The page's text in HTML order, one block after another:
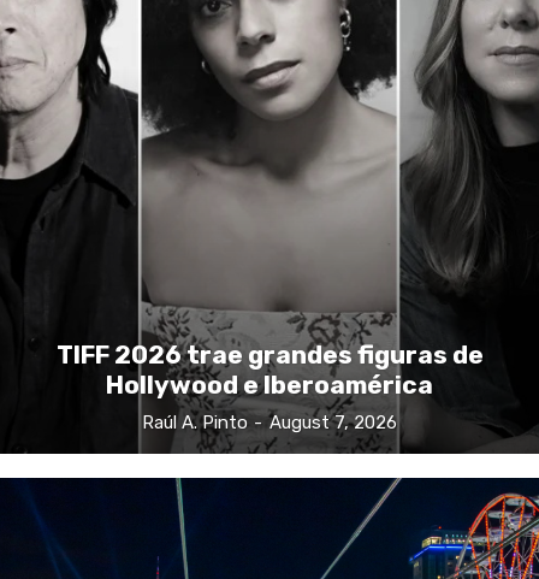
TIFF 2026 trae grandes figuras de
Hollywood e Iberoamérica
Raúl A. Pinto - August 7, 2026